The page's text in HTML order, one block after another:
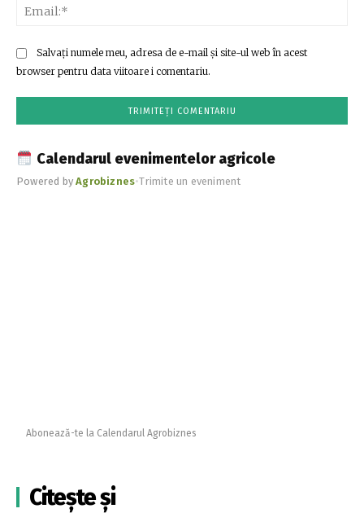
Salvați numele meu, adresa de e-mail și site-ul web în acest
browser pentru data viitoare i comentariu.
Calendarul evenimentelor agricole
Powered byAgrobiznes•Trimite un eveniment
Abonează-te la Calendarul Agrobiznes
Citește și